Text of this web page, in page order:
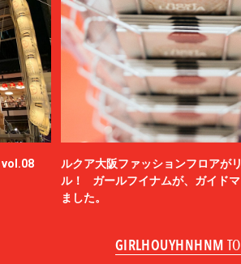
vol.08
ルクア大阪ファッションフロアが
ル！ ガールフイナムが、ガイドマ
ました。
GIRLHOUYHNHNM